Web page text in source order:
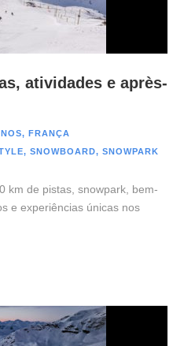
atividades e après-
, FRANÇA
, SNOWBOARD, SNOWPARK
km de pistas, snowpark, bem-
e experiências únicas nos